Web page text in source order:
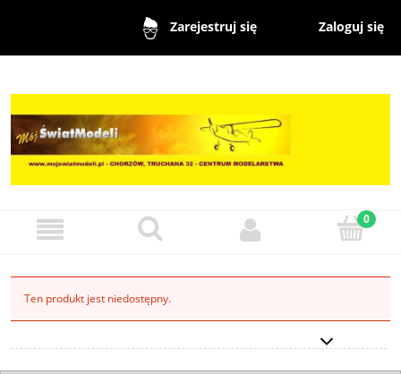
Zarejestruj się Zaloguj się
Ten produkt jest niedostępny.